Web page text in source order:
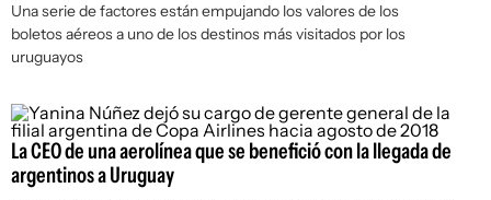
Una serie de factores están empujando los valores de los
boletos aéreos a uno de los destinos más visitados por los
uruguayos
La CEO de una aerolínea que se benefició con la llegada de
argentinos a Uruguay